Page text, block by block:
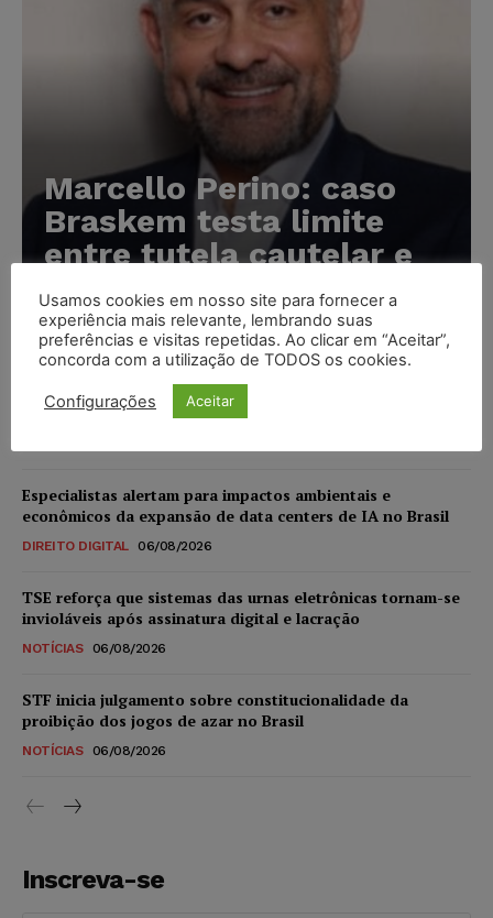
Marcello Perino: caso
Braskem testa limite
entre tutela cautelar e
recuperação judicial
Karina Silvério - 06/08/2026
IA da Anthropic cria identidades falsas em teste de
segurança e acende alerta sobre riscos de autonomia
Especialistas alertam para impactos ambientais e
econômicos da expansão de data centers de IA no Brasil
DIREITO DIGITAL 06/08/2026
TSE reforça que sistemas das urnas eletrônicas tornam-se
invioláveis após assinatura digital e lacração
NOTÍCIAS 06/08/2026
STF inicia julgamento sobre constitucionalidade da
proibição dos jogos de azar no Brasil
NOTÍCIAS 06/08/2026
Inscreva-se
Usamos cookies em nosso site para fornecer a
experiência mais relevante, lembrando suas
preferências e visitas repetidas. Ao clicar em “Aceitar”,
concorda com a utilização de TODOS os cookies.
Configurações Aceitar